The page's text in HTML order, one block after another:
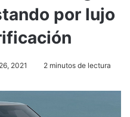
por lujo
2021 2 minutos de lectura